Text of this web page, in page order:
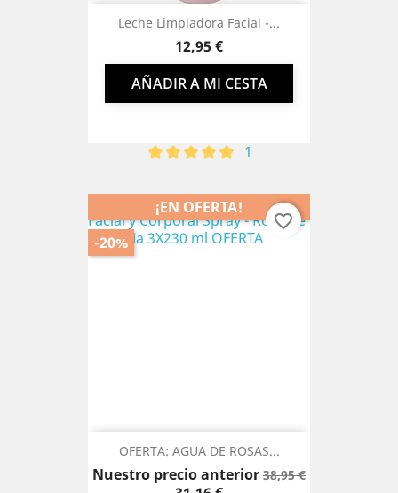
Leche Limpiadora Facial -...
Precio
12,95 €
AÑADIR A MI CESTA
1
OFERTA: AGUA DE ROSAS...
Nuestro precio anteriorPrecio
38,95 €Precio
¡EN OFERTA!
-20%
favorite_border